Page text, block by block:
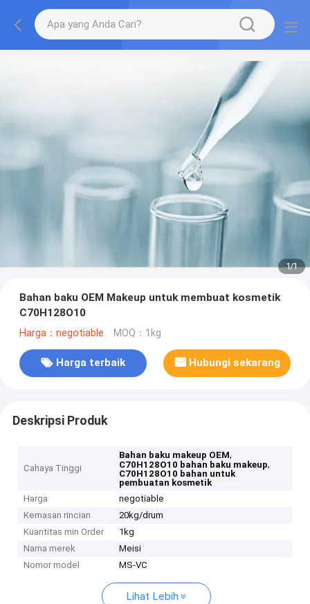
1/1
Bahan baku OEM Makeup untuk membuat kosmetik
C70H128O10
Harga：negotiable MOQ：1kg
Harga terbaik Hubungi sekarang
Deskripsi Produk
Cahaya Tinggi
Bahan baku makeup OEM,
C70H128O10 bahan baku makeup,
C70H128O10 bahan untuk
pembuatan kosmetik
Harga
negotiable
Kemasan rincian
20kg/drum
Kuantitas min Order
1kg
Nama merek
Meisi
Nomor model
MS-VC
Lihat Lebih